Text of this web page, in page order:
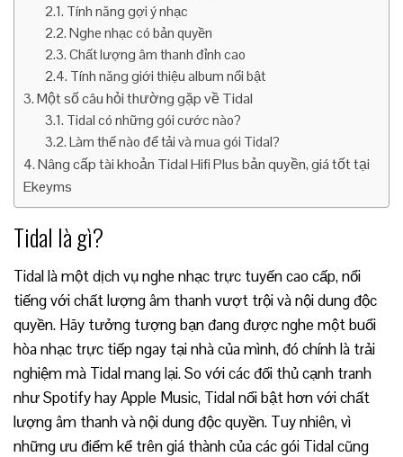
Tính năng gợi ý nhạc
Nghe nhạc có bản quyền
Chất lượng âm thanh đỉnh cao
Tính năng giới thiệu album nổi bật
Một số câu hỏi thường gặp về Tidal
Tidal có những gói cước nào?
Làm thế nào để tải và mua gói Tidal?
Nâng cấp tài khoản Tidal Hifi Plus bản quyền, giá tốt tại
Ekeyms
Tidal là gì?
Tidal là một dịch vụ nghe nhạc trực tuyến cao cấp, nổi
tiếng với chất lượng âm thanh vượt trội và nội dung độc
quyền. Hãy tưởng tượng bạn đang được nghe một buổi
hòa nhạc trực tiếp ngay tại nhà của mình, đó chính là trải
nghiệm mà Tidal mang lại. So với các đối thủ cạnh tranh
như Spotify hay Apple Music, Tidal nổi bật hơn với chất
lượng âm thanh và nội dung độc quyền. Tuy nhiên, vì
những ưu điểm kể trên giá thành của các gói Tidal cũng